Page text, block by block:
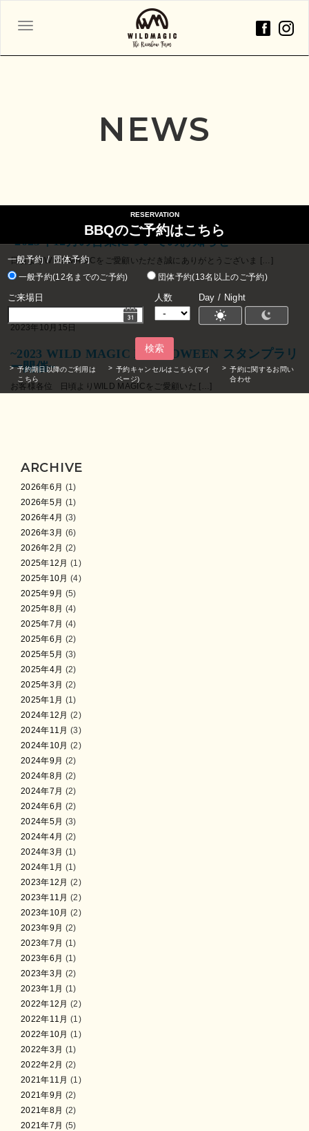
ナ
ゲ
RESERVATION
BBQのご予約はこちら
一般予約 / 団体予約
一般予約(12名までのご予約) 団体予約(13名以上のご予約)
ご来場日 人数 Day / Night
検索
予約期日以降のご利用は
こちら
予約キャンセルはこちら(マイ
ページ)
予約に関するお問い
合わせ
NEWS
-2023年12月の営業についてのお知らせ-
日頃よりWILD MAGICをご愛顧いただき誠にありがとうございま […]
2023年10月15日
~2023 WILD MAGIC HALLOWEEN スタンプラリ
ー開催~
お客様各位 日頃よりWILD MAGICをご愛顧いた […]
ARCHIVE
2026年6月 (1)
2026年5月 (1)
2026年4月 (3)
2026年3月 (6)
2026年2月 (2)
2025年12月 (1)
2025年10月 (4)
2025年9月 (5)
2025年8月 (4)
2025年7月 (4)
2025年6月 (2)
2025年5月 (3)
2025年4月 (2)
2025年3月 (2)
2025年1月 (1)
2024年12月 (2)
2024年11月 (3)
2024年10月 (2)
2024年9月 (2)
2024年8月 (2)
2024年7月 (2)
2024年6月 (2)
2024年5月 (3)
2024年4月 (2)
2024年3月 (1)
2024年1月 (1)
2023年12月 (2)
2023年11月 (2)
2023年10月 (2)
2023年9月 (2)
2023年7月 (1)
2023年6月 (1)
2023年3月 (2)
2023年1月 (1)
2022年12月 (2)
2022年11月 (1)
2022年10月 (1)
2022年3月 (1)
2022年2月 (2)
2021年11月 (1)
2021年9月 (2)
2021年8月 (2)
2021年7月 (5)